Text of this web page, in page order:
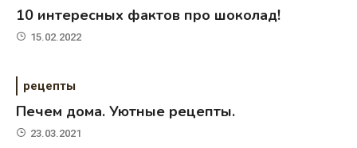
10 интересных фактов про шоколад!
15.02.2022
рецепты
Печем дома. Уютные рецепты.
23.03.2021